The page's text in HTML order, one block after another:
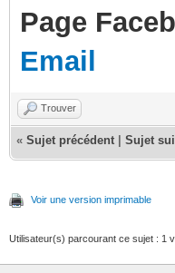
Page
Email
Trouver
« Sujet précédent Sujet
Voir une version imprimable
Utilisateur(s) parcourant ce sujet : 1